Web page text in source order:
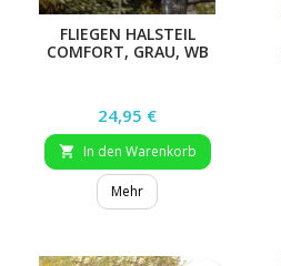
FLIEGEN HALSTEIL
COMFORT, GRAU, WB
Preis
24,95 €
 In den Warenkorb
Mehr